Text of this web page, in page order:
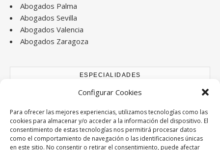
Configurar Cookies
Para ofrecer las mejores experiencias, utilizamos tecnologías como las
cookies para almacenar y/o acceder a la información del dispositivo. El
consentimiento de estas tecnologías nos permitirá procesar datos
como el comportamiento de navegación o las identificaciones únicas
en este sitio. No consentir o retirar el consentimiento, puede afectar
Abogados Palma
Abogados Sevilla
Abogados Valencia
Abogados Zaragoza
ESPECIALIDADES
Abogados Accidentes de tráfico
Abogados Derecho Bancario
Abogados Divorcios
Abogados Extranjería y Nacionalidad
Abogados Familia